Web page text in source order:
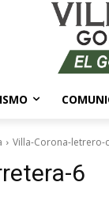
Villa-Corona-letrero-
6